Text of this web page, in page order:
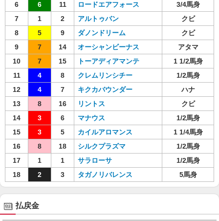
6
6 11 ロードエアフォース
3/4馬身
7
1 2 アルトゥバン
クビ
8
5 9 ダノンドリーム
クビ
9
7 14 オーシャンビーナス
アタマ
10
7 15 トーアディアマンテ
1 1/2馬身
11
4 8 クレムリンシチー
1/2馬身
12
4 7 キクカバウンダー
ハナ
13
8 16 リントス
クビ
14
3 6 マナウス
1/2馬身
15
3 5 カイルアロマンス
1 1/4馬身
16
8 18 シルクプラズマ
1/2馬身
17
1 1 サラローサ
1/2馬身
18
2 3 タガノリバレンス 5馬身
払戻金